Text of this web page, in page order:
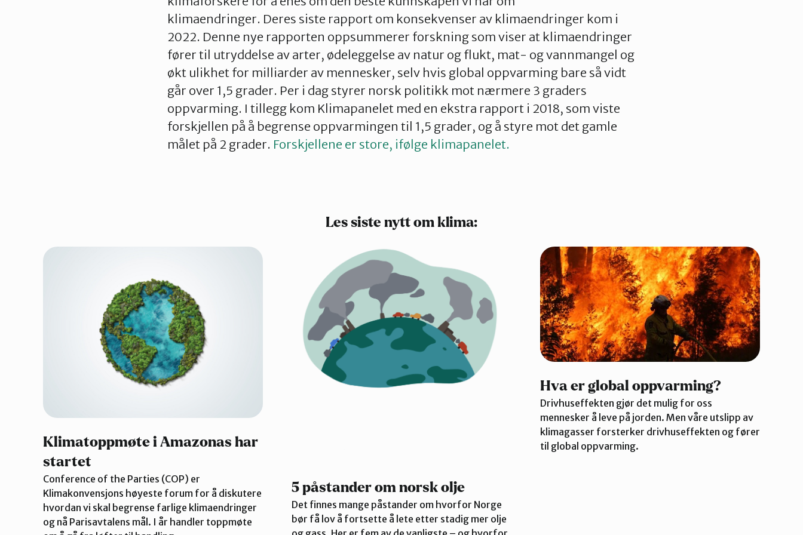
klimaendringer. Deres siste rapport om konsekvenser av klimaendringer kom i
2022. Denne nye rapporten oppsummerer forskning som viser at klimaendringer
fører til utryddelse av arter, ødeleggelse av natur og flukt, mat- og vannmangel og
økt ulikhet for milliarder av mennesker, selv hvis global oppvarming bare så vidt
går over 1,5 grader. Per i dag styrer norsk politikk mot nærmere 3 graders
oppvarming. I tillegg kom Klimapanelet med en ekstra rapport i 2018, som viste
forskjellen på å begrense oppvarmingen til 1,5 grader, og å styre mot det gamle
målet på 2 grader. Forskjellene er store, ifølge klimapanelet.
Les siste nytt om klima:
Klimatoppmøte i Amazonas har
startet
Conference of the Parties (COP) er
Klimakonvensjons høyeste forum for å diskutere
hvordan vi skal begrense farlige klimaendringer
og nå Parisavtalens mål. I år handler toppmøte
5 påstander om norsk olje
Det finnes mange påstander om hvorfor Norge
bør få lov å fortsette å lete etter stadig mer olje
Hva er global oppvarming?
Drivhuseffekten gjør det mulig for oss
mennesker å leve på jorden. Men våre utslipp av
klimagasser forsterker drivhuseffekten og fører
til global oppvarming.